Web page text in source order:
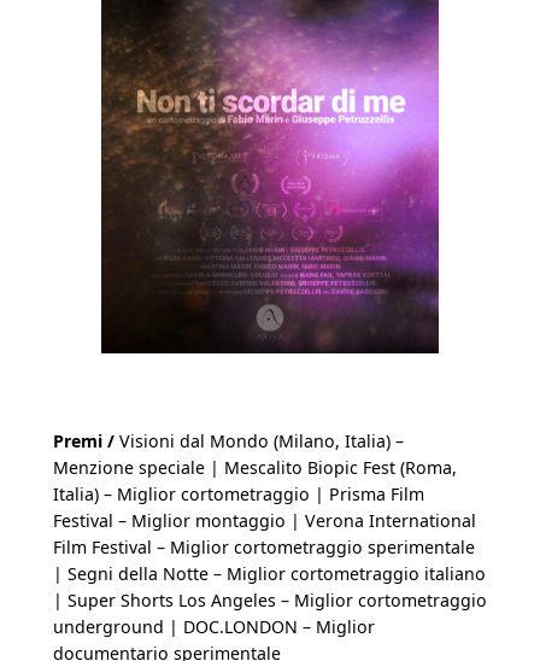
Premi / Visioni dal Mondo (Milano, Italia) –
Menzione speciale | Mescalito Biopic Fest (Roma,
Italia) – Miglior cortometraggio | Prisma Film
Festival – Miglior montaggio | Verona International
Film Festival – Miglior cortometraggio sperimentale
| Segni della Notte – Miglior cortometraggio italiano
| Super Shorts Los Angeles – Miglior cortometraggio
underground | DOC.LONDON – Miglior
documentario sperimentale